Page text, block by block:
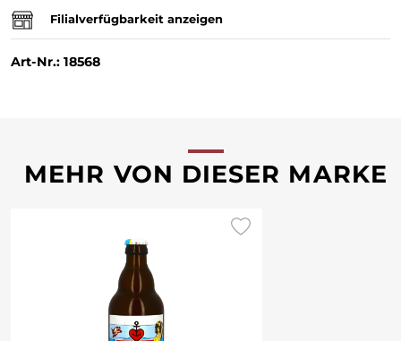
Filialverfügbarkeit anzeigen
Art-Nr.: 18568
MEHR VON DIESER MARKE